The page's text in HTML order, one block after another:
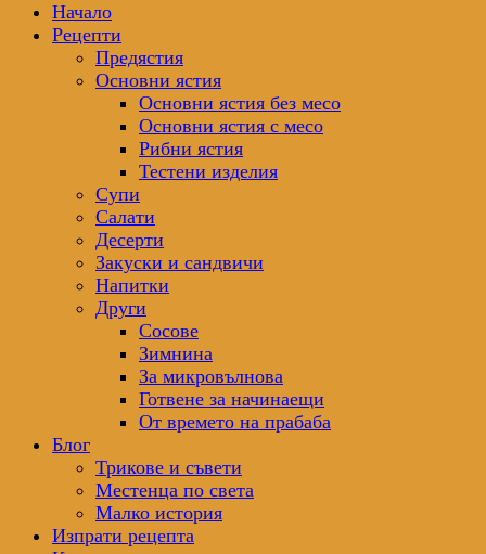
Начало
Рецепти
Предястия
Основни ястия
Основни ястия без месо
Основни ястия с месо
Рибни ястия
Тестени изделия
Супи
Салати
Десерти
Закуски и сандвичи
Напитки
Други
Сосове
Зимнина
За микровълнова
Готвене за начинаещи
От времето на прабаба
Блог
Трикове и съвети
Местенца по света
Малко история
Изпрати рецепта